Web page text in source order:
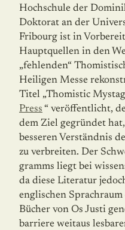
Hochschule der
Doktorat an der
Fribourg ist in
Hauptquellen in den
„fehlenden“
Heiligen Messe
Titel „Thomistic
Press “ veröffentlicht,
dem Ziel gegründet
besseren Verständnis
zu verbreiten. Der
gramms liegt bei
da diese Literatur
englischen
Bücher von Os Justi
barriere weitaus